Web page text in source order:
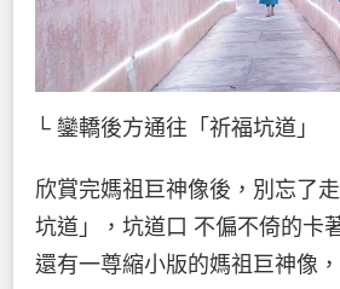
└ 鑾轎後方通往「祈福坑道」
欣賞完媽祖巨神像後，別忘了
坑道」，坑道口 不偏不倚的卡
還有一尊縮小版的媽祖巨神像